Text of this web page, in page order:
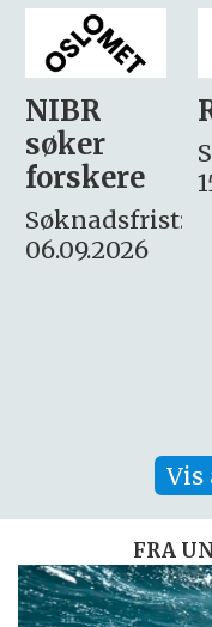
Rektor
Søknadsfrist:
15.09.2026
Vis
FRA